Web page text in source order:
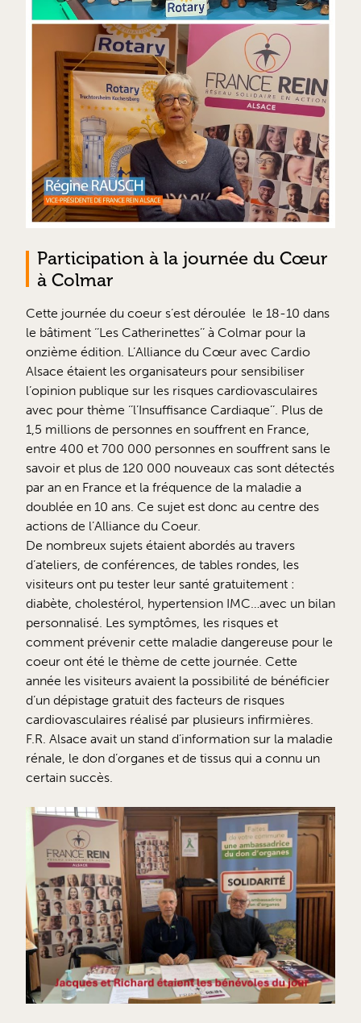
Participation à la journée du Cœur
à Colmar
Cette journée du coeur s’est déroulée le 18-10 dans
le bâtiment ‘’Les Catherinettes’’ à Colmar pour la
onzième édition. L’Alliance du Cœur avec Cardio
Alsace étaient les organisateurs pour sensibiliser
l’opinion publique sur les risques cardiovasculaires
avec pour thème ‘’l’Insuffisance Cardiaque’’. Plus de
1,5 millions de personnes en souffrent en France,
entre 400 et 700 000 personnes en souffrent sans le
savoir et plus de 120 000 nouveaux cas sont détectés
par an en France et la fréquence de la maladie a
doublée en 10 ans. Ce sujet est donc au centre des
actions de l’Alliance du Coeur.
De nombreux sujets étaient abordés au travers
d’ateliers, de conférences, de tables rondes, les
visiteurs ont pu tester leur santé gratuitement :
diabète, cholestérol, hypertension IMC…avec un bilan
personnalisé. Les symptômes, les risques et
comment prévenir cette maladie dangereuse pour le
coeur ont été le thème de cette journée. Cette
année les visiteurs avaient la possibilité de bénéficier
d’un dépistage gratuit des facteurs de risques
cardiovasculaires réalisé par plusieurs infirmières.
F.R. Alsace avait un stand d’information sur la maladie
rénale, le don d’organes et de tissus qui a connu un
certain succès.